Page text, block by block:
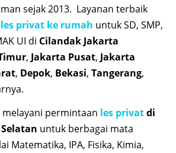
sejak 2013. Layanan terbaik
privat ke rumah untuk SD, SMP,
UI di Cilandak Jakarta
, Jakarta Pusat, Jakarta
, Depok, Bekasi, Tangerang,
melayani permintaan les privatdi
untuk berbagai mata
Matematika, IPA, Fisika, Kimia,